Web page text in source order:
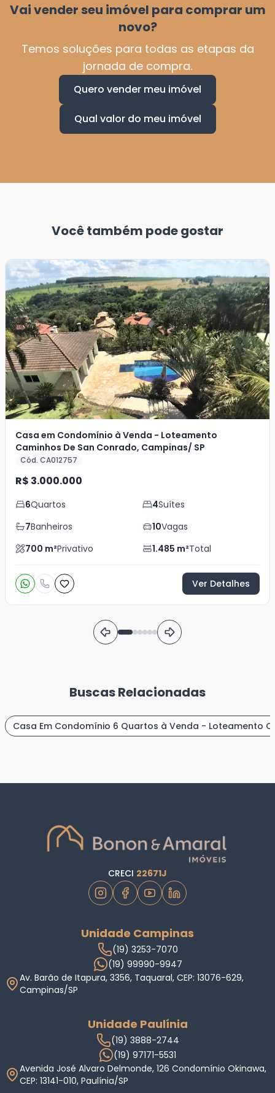
Vai vender seu imóvel para comprar um
novo?
Temos soluções para todas as etapas da
jornada de compra.
Quero vender meu imóvel
Qual valor do meu imóvel
Você também pode gostar
Casa em Condomínio à Venda - Loteamento
Caminhos De San Conrado, Campinas/ SP
Cód. CA012757
R$ 3.000.000
6Quartos 4Suítes
7Banheiros 10Vagas
700 m²Privativo 1.485 m²Total
Ver Detalhes
Buscas Relacionadas
Casa Em Condomínio 6 Quartos à Venda - Loteamento
CRECI 22671J
Unidade Campinas
(19) 3253-7070
(19) 99990-9947
Av. Barão de Itapura, 3356, Taquaral, CEP: 13076-629,
Campinas/SP
Unidade Paulínia
(19) 3888-2744
(19) 97171-5531
Avenida José Alvaro Delmonde, 126 Condomínio Okinawa,
CEP: 13141-010, Paulínia/SP